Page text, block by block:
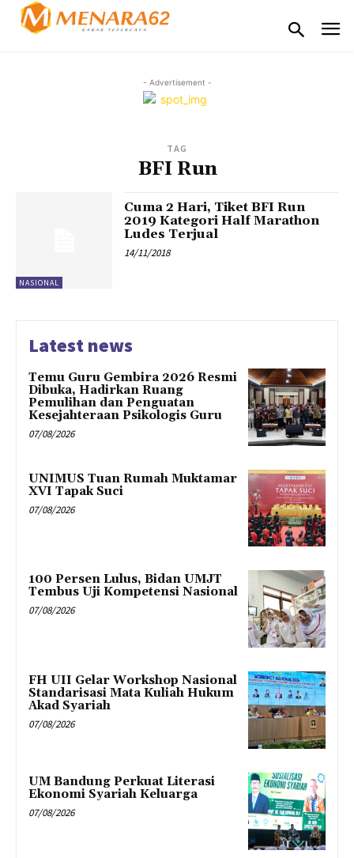
- Advertisement -
TAG
BFI Run
NASIONAL
Cuma 2 Hari, Tiket BFI Run
2019 Kategori Half Marathon
Ludes Terjual
14/11/2018
Latest news
Temu Guru Gembira 2026 Resmi
Dibuka, Hadirkan Ruang
Pemulihan dan Penguatan
Kesejahteraan Psikologis Guru
07/08/2026
UNIMUS Tuan Rumah Muktamar
XVI Tapak Suci
07/08/2026
100 Persen Lulus, Bidan UMJT
Tembus Uji Kompetensi Nasional
07/08/2026
FH UII Gelar Workshop Nasional
Standarisasi Mata Kuliah Hukum
Akad Syariah
07/08/2026
UM Bandung Perkuat Literasi
Ekonomi Syariah Keluarga
07/08/2026